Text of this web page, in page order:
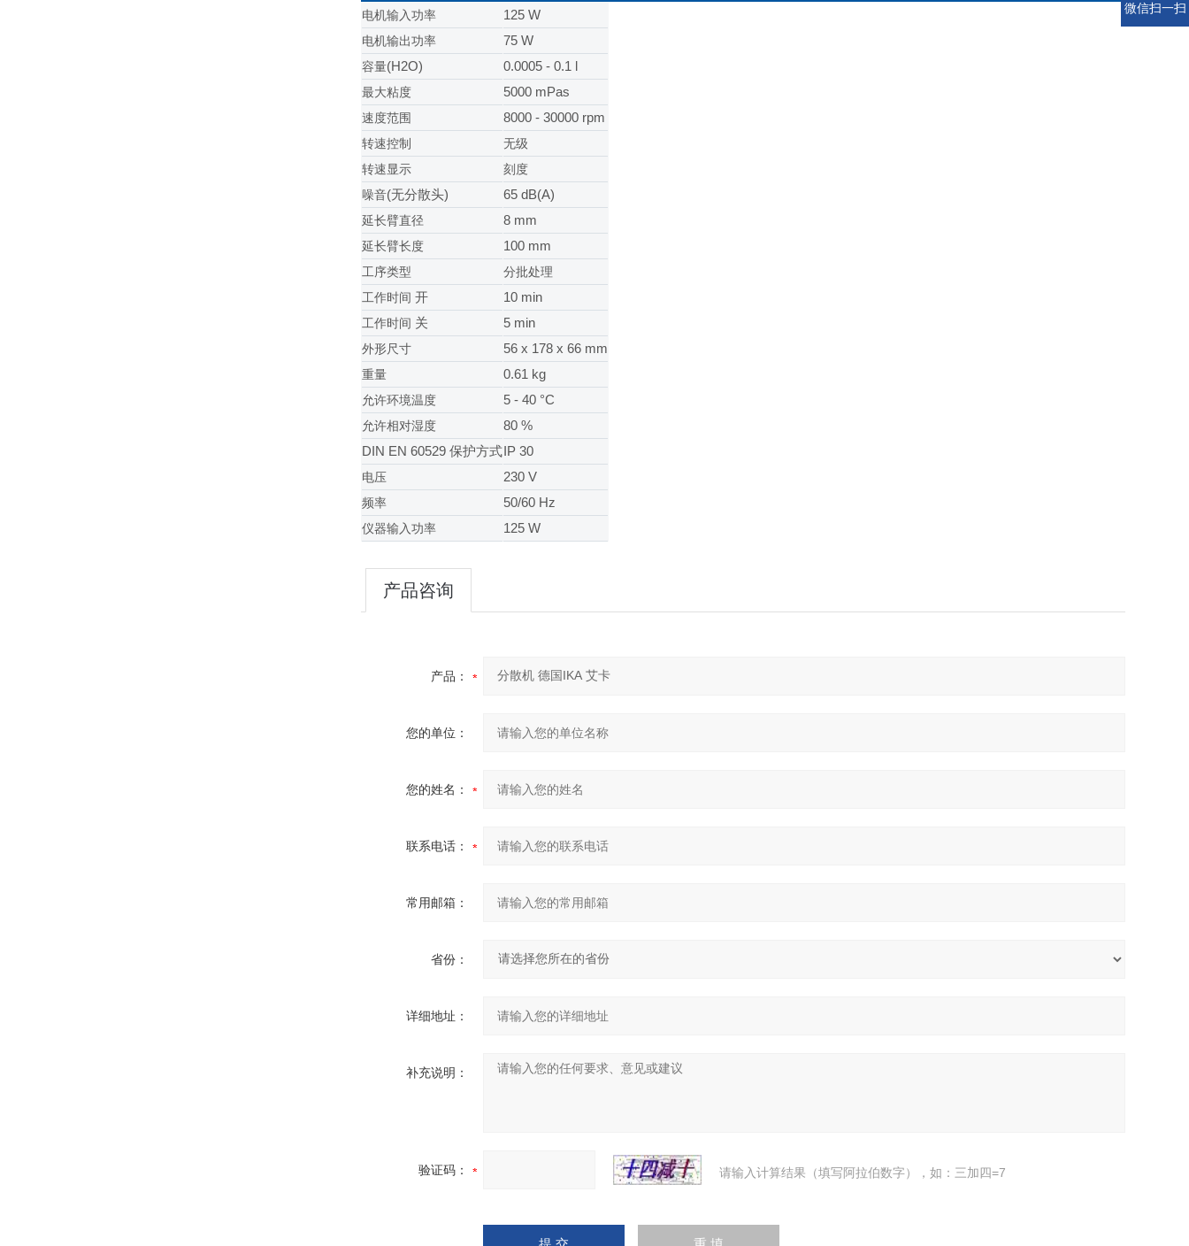
电机输入功率
125 W
电机输出功率 75 W
容量(H2O) 0.0005 - 0.1 l
最大粘度 5000 mPas
速度范围 8000 - 30000 rpm
转速控制
无级
转速显示
刻度
噪音(无分散头) 65 dB(A)
延长臂直径 8 mm
延长臂长度 100 mm
工序类型
分批处理
工作时间 开 10 min
工作时间 关 5 min
外形尺寸 56 x 178 x 66 mm
重量 0.61 kg
允许环境温度 5 - 40 °C
允许相对湿度
80 %
DIN EN 60529 保护方式IP 30
电压 230 V
频率 50/60 Hz
仪器输入功率 125 W
产品咨询
产品：
您的单位：
您的姓名：
联系电话：
常用邮箱：
省份：
详细地址：
补充说明：
验证码： 请输入计算结果（填写阿拉伯数字），如：三加四=7
微信扫一扫